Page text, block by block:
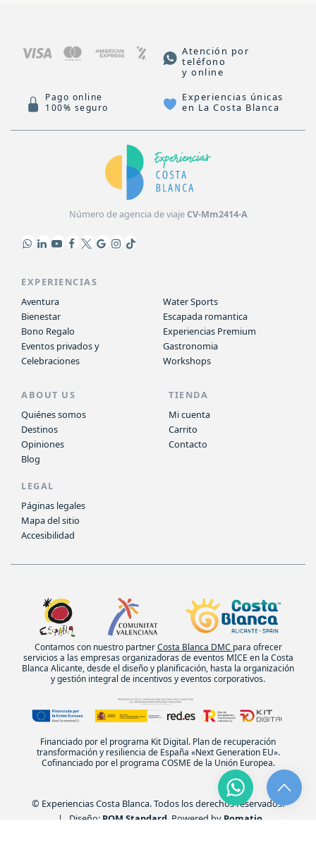
Atención por
teléfono
y online
Pago online
100% seguro
Experiencias únicas
en La Costa Blanca
Número de agencia de viajeCV-Mm2414-A
EXPERIENCIAS
Aventura
Bienestar
Bono Regalo
Eventos privados y
Celebraciones
Water Sports
Escapada romantica
Experiencias Premium
Gastronomia
Workshops
ABOUT US
Quiénes somos
Destinos
Opiniones
Blog
TIENDA
Mi cuenta
Carrito
Contacto
LEGAL
Páginas legales
Mapa del sitio
Accesibilidad
Contamos con nuestro partnerCosta Blanca DMC para ofrecer
servicios a las empresas organizadoras de eventos MICE en la Costa
Blanca Alicante, desde el diseño y planificación, hasta la organización
y gestión integral de incentivos y eventos corporativos.
Financiado por el programa Kit Digital. Plan de recuperación
transformación y resiliencia de España «Next Generation EU».
Cofinanciado por el programa COSME de la Unión Europea.
© Experiencias Costa Blanca. Todos los derechos reservados.
| Diseño: POM Standard . Powered by Pomatio